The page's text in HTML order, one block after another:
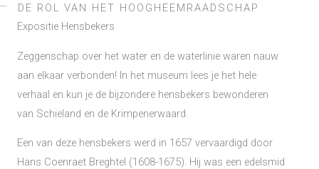
DE ROL VAN HET HOOGHEEMRAADSCHAP
Expositie Hensbekers
Zeggenschap over het water en de waterlinie waren nauw
aan elkaar verbonden! In het museum lees je het hele
verhaal en kun je de bijzondere hensbekers bewonderen
van Schieland en de Krimpenerwaard.
Een van deze hensbekers werd in 1657 vervaardigd door
Hans Coenraet Breghtel (1608-1675). Hij was een edelsmid